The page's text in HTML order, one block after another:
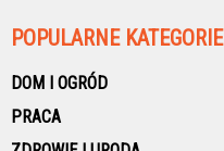
POPULARNE KATEGORIE
DOM I OGRÓD
PRACA